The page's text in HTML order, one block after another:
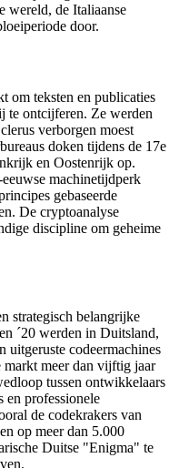
wereld, de Italiaanse
door.
om teksten en publicaties
te ontcijferen. Ze werden
verborgen moest
doken tijdens de 17e
en Oostenrijk op.
machinetijdperk
gebaseerde
De cryptoanalyse
discipline om geheime
strategisch belangrijke
´20 werden in Duitsland,
uitgeruste codeermachines
meer dan vijftig jaar
tussen ontwikkelaars
en professionele
de codekrakers van
op meer dan 5.000
Duitse "Enigma" te